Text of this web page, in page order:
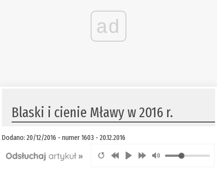
ad
​Blaski i cienie Mławy w 2016 r.
Dodano: 20/12/2016 - numer 1603 - 20.12.2016